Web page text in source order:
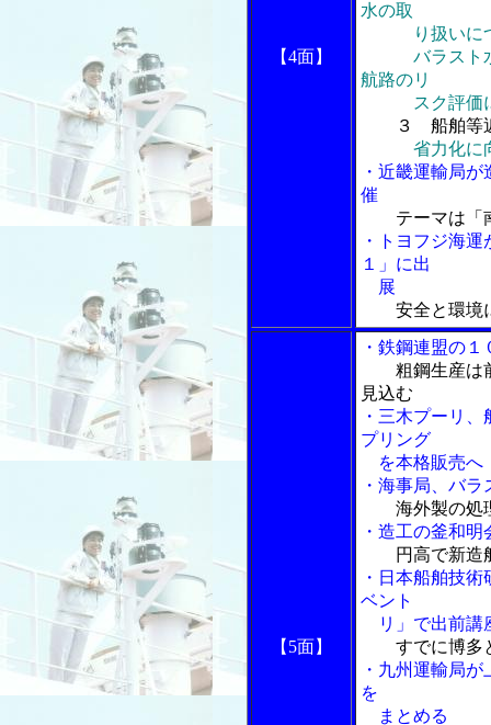
【4面】
水の取
り扱いに
バラスト水
航路のリ
スク評価に
３ 船舶等
省力化に
・近畿運輸局
催
テーマは「
・トヨフジ海
１」に出
展
安全と環境
【5面】
・鉄鋼連盟の
粗鋼生産は
見込む
・三木プーリ
プリング
を本格販売へ
・海事局、バ
海外製の処
・造工の釜和
円高で新造
・日本船舶技
ベント
リ」で出前講
すでに博多
・九州運輸局
を
まとめる